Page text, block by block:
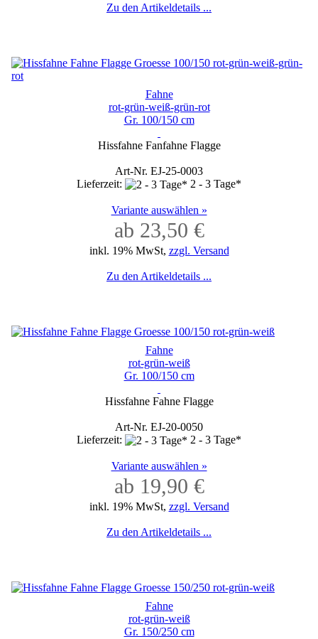
Zu den Artikeldetails ...
Fahne
rot-grün-weiß-grün-rot
Gr. 100/150 cm
Hissfahne Fanfahne Flagge
Art-Nr. EJ-25-0003
Lieferzeit:
2 - 3 Tage*
Variante auswählen »
ab 23,50 €
inkl. 19% MwSt, zzgl. Versand
Zu den Artikeldetails ...
Fahne
rot-grün-weiß
Gr. 100/150 cm
Hissfahne Fahne Flagge
Art-Nr. EJ-20-0050
Lieferzeit:
2 - 3 Tage*
Variante auswählen »
ab 19,90 €
inkl. 19% MwSt, zzgl. Versand
Zu den Artikeldetails ...
Fahne
rot-grün-weiß
Gr. 150/250 cm